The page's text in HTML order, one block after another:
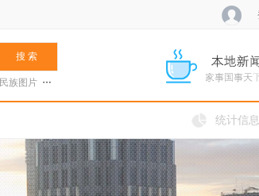
搜 索
民族图片 张菊兰
统计信息